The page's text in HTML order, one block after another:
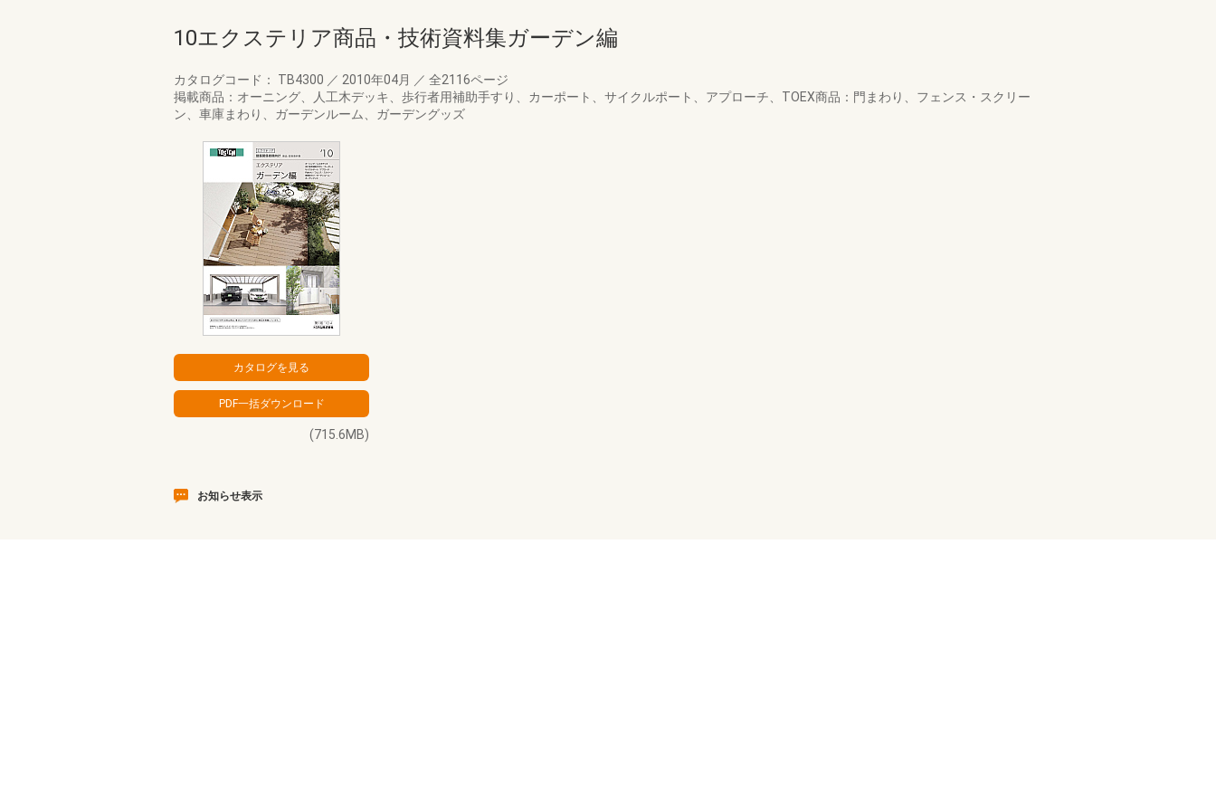
10エクステリア商品・技術資料集ガーデン編
カタログコード： TB4300 ／ 2010年04月 ／ 全2116ページ
掲載商品：オーニング、人工木デッキ、歩行者用補助手すり、カーポート、サイクルポート、アプローチ、TOEX商品：門まわり、フェンス・スクリー
ン、車庫まわり、ガーデンルーム、ガーデングッズ
(715.6MB)
お知らせ表示